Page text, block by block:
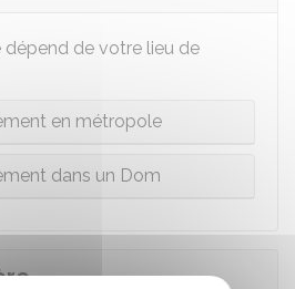
dépend de votre lieu de
en métropole
dans un Dom